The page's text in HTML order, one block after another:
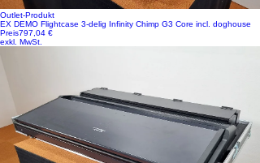
Outlet-Produkt
EX DEMO Flightcase 3-delig Infinity Chimp G3 Core incl. doghouse
Preis797,04 €
exkl. MwSt.